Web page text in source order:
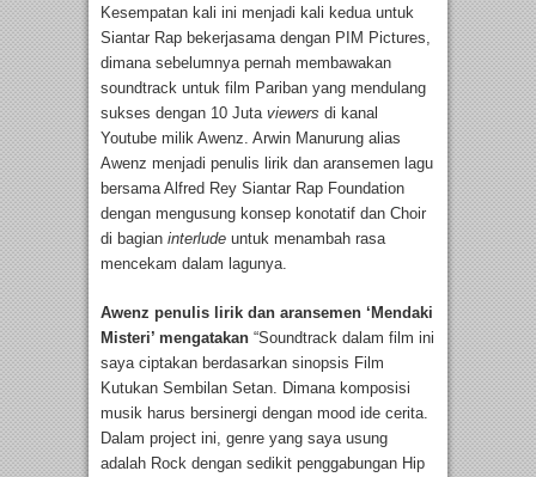
Kesempatan kali ini menjadi kali kedua untuk
Siantar Rap bekerjasama dengan PIM Pictures,
dimana sebelumnya pernah membawakan
soundtrack untuk film Pariban yang mendulang
sukses dengan 10 Juta viewers di kanal
Youtube milik Awenz. Arwin Manurung alias
Awenz menjadi penulis lirik dan aransemen lagu
bersama Alfred Rey Siantar Rap Foundation
dengan mengusung konsep konotatif dan Choir
di bagian interlude untuk menambah rasa
mencekam dalam lagunya.
Awenz penulis lirik dan aransemen ‘Mendaki
Misteri’ mengatakan “Soundtrack dalam film ini
saya ciptakan berdasarkan sinopsis Film
Kutukan Sembilan Setan. Dimana komposisi
musik harus bersinergi dengan mood ide cerita.
Dalam project ini, genre yang saya usung
adalah Rock dengan sedikit penggabungan Hip